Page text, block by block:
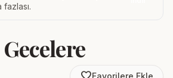
Gecelere
Favorilere Ekle